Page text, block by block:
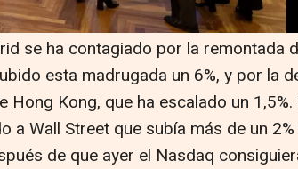
se ha contagiado por la remontada
esta madrugada un 6%, y por la
Hong Kong, que ha escalado un 1,5%.
a Wall Street que subía más de un 2%
de que ayer el Nasdaq